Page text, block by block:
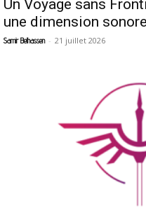
Un Voyage sans
une dimension
Samir Belhassen - 21 juillet 2026